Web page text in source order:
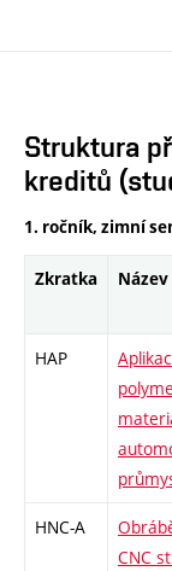
Struktura
kreditů
1. ročník, zimní
Zkratka Název
HAP
HNC-A
CNC